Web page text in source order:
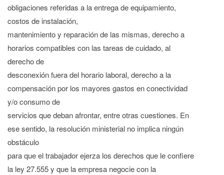
obligaciones referidas a la entrega de equipamiento,
costos de instalación,
mantenimiento y reparación de las mismas, derecho a
horarios compatibles con las tareas de cuidado, al
derecho de
desconexión fuera del horario laboral, derecho a la
compensación por los mayores gastos en conectividad
y/o consumo de
servicios que deban afrontar, entre otras cuestiones. En
ese sentido, la resolución ministerial no implica ningún
obstáculo
para que el trabajador ejerza los derechos que le confiere
la ley 27.555 y que la empresa negocie con la